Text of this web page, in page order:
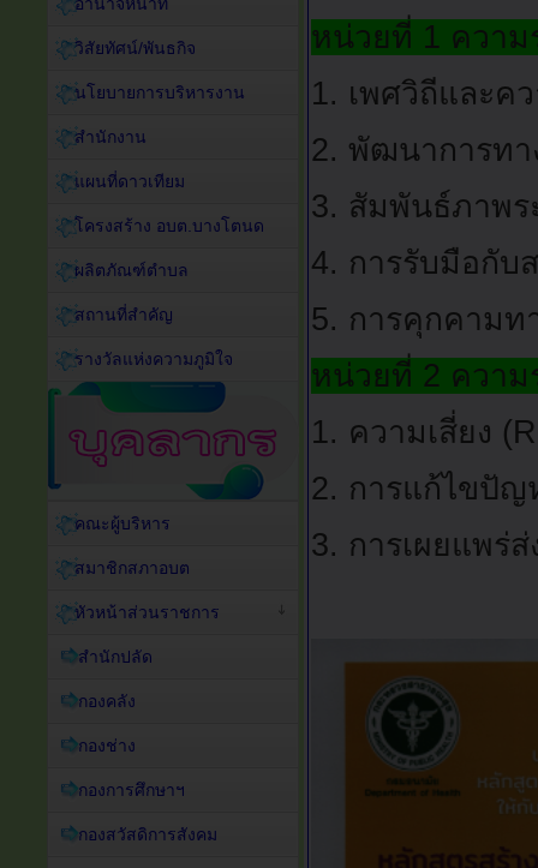
หน่วยที่ 1 ควา
1. เพศวิถีและค
2. พัฒนาการทา
3. สัมพันธ์ภาพร
4. การรับมือกับ
5. การคุกคามท
หน่วยที่ 2 ควา
1. ความเสี่ยง
2. การแก้ไขปัญ
3. การเผยแพร่
วิสัยทัศน์/พันธกิจ
นโยบายการบริหารงาน
สำนักงาน
แผนที่ดาวเทียม
โครงสร้าง อบต.บางโตนด
ผลิตภัณฑ์ตำบล
สถานที่สำคัญ
รางวัลแห่งความภูมิใจ
คณะผู้บริหาร
สมาชิกสภาอบต
หัวหน้าส่วนราชการ
สำนักปลัด
กองคลัง
กองช่าง
กองการศึกษาฯ
กองสวัสดิการสังคม